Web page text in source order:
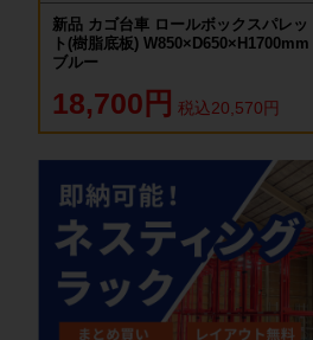
新品 カゴ台車 ロールボックスパレッ
ト(樹脂底板) W850×D650×H1700mm
ブルー
18,700円 税込20,570円